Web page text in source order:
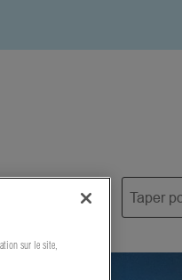
sur le site,